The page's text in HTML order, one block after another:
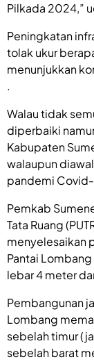
Pilkada 2024,”
Peningkatan
tolak ukur
menunjukkan
.
Walau tidak
diperbaiki
Kabupaten
walaupun
pandemi Covid-
Pemkab
Tata Ruang
menyelesaikan
Pantai
lebar 4 meter
Pembangunan
Lombang
sebelah timur
sebelah barat